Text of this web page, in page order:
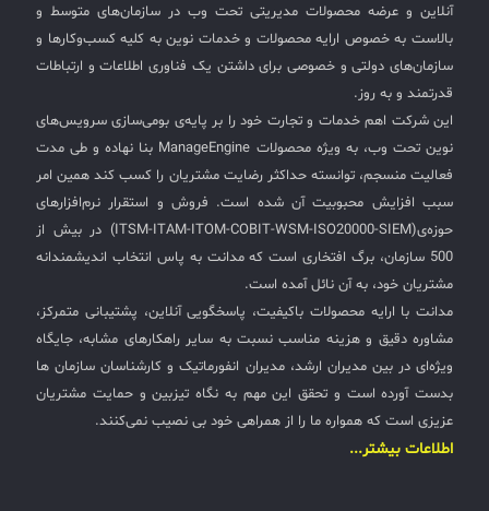
آنلاین و عرضه محصولات مدیریتی تحت وب در سازمان‌های متوسط و
بالاست به خصوص ارایه محصولات و خدمات نوین به کلیه کسب‌وکارها و
سازمان‌های دولتی و خصوصی برای داشتن یک فناوری اطلاعات و ارتباطات
قدرتمند و به روز.
این شرکت اهم خدمات و تجارت خود را بر پایه‌ی بومی‌سازی سرویس‌های
نوین تحت وب، به ویژه محصولات ManageEngine بنا نهاده و طی مدت
فعالیت منسجم، توانسته حداکثر رضایت مشتریان را کسب کند همین امر
سبب افزایش محبوبیت آن شده است. فروش و استقرار نرم‌افزارهای
حوزه‌ی(ITSM-ITAM-ITOM-COBIT-WSM-ISO20000-SIEM) در بیش از
500 سازمان، برگ افتخاری است که مدانت به پاس انتخاب اندیشمندانه
مشتریان خود، به آن نائل آمده است.
مدانت با ارایه محصولات باکیفیت، پاسخگویی آنلاین، پشتیبانی متمرکز،
مشاوره دقیق و هزینه مناسب نسبت به سایر راهکارهای مشابه، جایگاه
ویژه‌ای در بین مدیران ارشد، مدیران انفورماتیک و کارشناسان سازمان ها
بدست آورده است و تحقق این مهم به نگاه تیزبین و حمایت مشتریان
عزیزی است که همواره ما را از همراهی خود بی نصیب نمی‌کنند.
اطلاعات بیشتر...